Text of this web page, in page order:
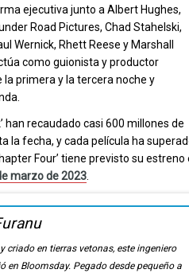
ejecutiva junto a Albert Hughes,
Road Pictures, Chad Stahelski,
Wernick, Rhett Reese y Marshall
como guionista y productor
primera y la tercera noche y
han recaudado casi 600 millones de
la fecha, y cada película ha
Four’ tiene previsto su estreno
marzo de 2023.
criado en tierras vetonas, este ingeniero
en Bloomsday. Pegado desde pequeño a